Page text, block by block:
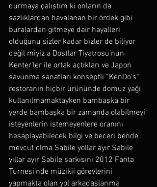
durmaya çalıştım ki onların da
sazlıklardan havalanan bir ördek gibi
buralardan gitmeye dair hayalleri
olduğunu sizler kadar bizler de biliyor
değil miyiz a Dostlar Tiyatrosu’nun
Kenter’ler ile ortak açtıkları ve Japon
savunma sanatları konseptli ”KenDo’s”
restoranın hiçbir ürününde domuz yağı
kullanılmamaktayken bambaşka bir
yerde bambaşka bir zamanda olabilmeyi
isteyenlerin istemeyenlere oranını
hesaplayabilecek bilgi ve beceri bende
mevcut olma Sabile yollar ayır Sabile
yıllar ayır Sabile şarkısını 2012 Fanta
Turnesi’nde müzikii görevlerini
yapmakta olan yol arkadaşlarıma